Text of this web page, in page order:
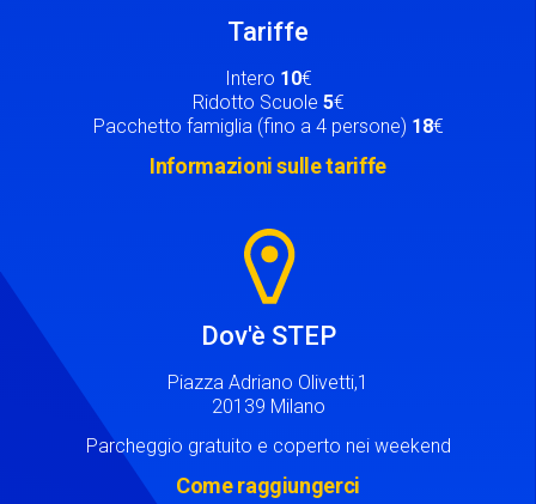
Tariffe
Intero 10€
Ridotto Scuole 5€
Pacchetto famiglia (fino a 4 persone) 18€
Informazioni sulle tariffe
Dov'è STEP
Piazza Adriano Olivetti,1
20139 Milano
Parcheggio gratuito e coperto nei weekend
Come raggiungerci